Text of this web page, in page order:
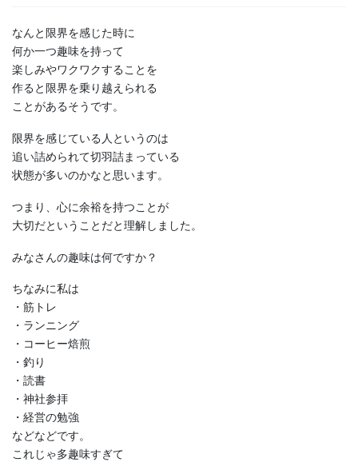
なんと限界を感じた時に
何か一つ趣味を持って
楽しみやワクワクすることを
作ると限界を乗り越えられる
ことがあるそうです。
限界を感じている人というのは
追い詰められて切羽詰まっている
状態が多いのかなと思います。
つまり、心に余裕を持つことが
大切だということだと理解しました。
みなさんの趣味は何ですか？
ちなみに私は
・筋トレ
・ランニング
・コーヒー焙煎
・釣り
・読書
・神社参拝
・経営の勉強
などなどです。
これじゃ多趣味すぎて